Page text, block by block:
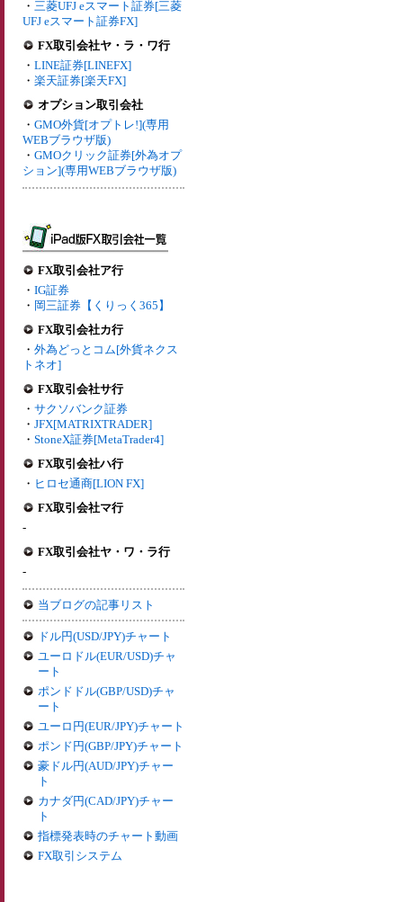
・ 三菱UFJ eスマート証券[三菱
UFJ eスマート証券FX]
FX取引会社ヤ・ラ・ワ行
・ LINE証券[LINEFX]
・ 楽天証券[楽天FX]
オプション取引会社
・ GMO外貨[オプトレ!](専用
WEBブラウザ版)
・ GMOクリック証券[外為オプ
ション](専用WEBブラウザ版)
FX取引会社ア行
・ IG証券
・ 岡三証券【くりっく365】
FX取引会社カ行
・ 外為どっとコム[外貨ネクス
トネオ]
FX取引会社サ行
・ サクソバンク証券
・ JFX[MATRIXTRADER]
・ StoneX証券[MetaTrader4]
FX取引会社ハ行
・ ヒロセ通商[LION FX]
FX取引会社マ行
-
FX取引会社ヤ・ワ・ラ行
-
当ブログの記事リスト
ドル円(USD/JPY)チャート
ユーロドル(EUR/USD)チャ
ート
ポンドドル(GBP/USD)チャ
ート
ユーロ円(EUR/JPY)チャート
ポンド円(GBP/JPY)チャート
豪ドル円(AUD/JPY)チャー
ト
カナダ円(CAD/JPY)チャー
ト
指標発表時のチャート動画
FX取引システム